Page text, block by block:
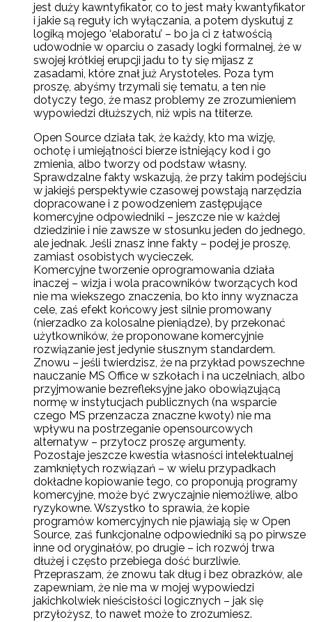
jest duży kawntyfikator, co to jest mały kwantyfikator
i jakie są reguły ich wyłączania, a potem dyskutuj z
logiką mojego ‘elaboratu’ – bo ja ci z łatwością
udowodnie w oparciu o zasady logki formalnej, że w
swojej krótkiej erupcji jadu to ty się mijasz z
zasadami, które znał już Arystoteles. Poza tym
proszę, abyśmy trzymali się tematu, a ten nie
dotyczy tego, że masz problemy ze zrozumieniem
wypowiedzi dłuższych, niż wpis na tłiterze.
Open Source działa tak, że każdy, kto ma wizję,
ochotę i umiejątności bierze istniejący kod i go
zmienia, albo tworzy od podstaw własny.
Sprawdzalne fakty wskazują, że przy takim podejściu
w jakiejś perspektywie czasowej powstają narzędzia
dopracowane i z powodzeniem zastępujące
komercyjne odpowiedniki – jeszcze nie w każdej
dziedzinie i nie zawsze w stosunku jeden do jednego,
ale jednak. Jeśli znasz inne fakty – podej je proszę,
zamiast osobistych wycieczek.
Komercyjne tworzenie oprogramowania działa
inaczej – wizja i wola pracowników tworzących kod
nie ma wiekszego znaczenia, bo kto inny wyznacza
cele, zaś efekt końcowy jest silnie promowany
(nierzadko za kolosalne pieniądze), by przekonać
użytkowników, że proponowane komercyjnie
rozwiązanie jest jedynie słusznym standardem.
Znowu – jeśli twierdzisz, że na przykład powszechne
nauczanie MS Office w szkołach i na uczelniach, albo
przyjmowanie bezrefleksyjne jako obowiązującą
normę w instytucjach publicznych (na wsparcie
czego MS przenzacza znaczne kwoty) nie ma
wpływu na postrzeganie opensourcowych
alternatyw – przytocz proszę argumenty.
Pozostaje jeszcze kwestia własności intelektualnej
zamkniętych rozwiązań – w wielu przypadkach
dokładne kopiowanie tego, co proponują programy
komercyjne, może być zwyczajnie niemożliwe, albo
ryzykowne. Wszystko to sprawia, że kopie
programów komercyjnych nie pjawiają się w Open
Source, zaś funkcjonalne odpowiedniki są po pirwsze
inne od oryginałów, po drugie – ich rozwój trwa
dłużej i często przebiega dość burzliwie.
Przepraszam, że znowu tak dług i bez obrazków, ale
zapewniam, że nie ma w mojej wypowiedzi
jakichkolwiek nieścisłości logicznych – jak się
przyłożysz, to nawet może to zrozumiesz.